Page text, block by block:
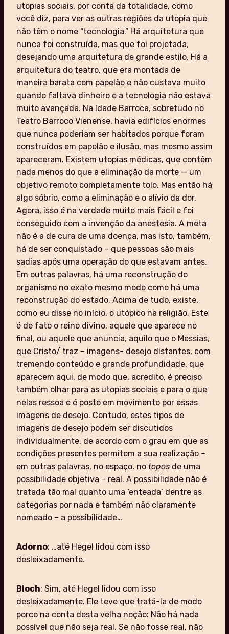
utopias sociais, por conta da totalidade, como
você diz, para ver as outras regiões da utopia que
não têm o nome “tecnologia.” Há arquitetura que
nunca foi construída, mas que foi projetada,
desejando uma arquitetura de grande estilo. Há a
arquitetura do teatro, que era montada de
maneira barata com papelão e não custava muito
quando faltava dinheiro e a tecnologia não estava
muito avançada. Na Idade Barroca, sobretudo no
Teatro Barroco Vienense, havia edifícios enormes
que nunca poderiam ser habitados porque foram
construídos em papelão e ilusão, mas mesmo assim
apareceram. Existem utopias médicas, que contêm
nada menos do que a eliminação da morte — um
objetivo remoto completamente tolo. Mas então há
algo sóbrio, como a eliminação e o alívio da dor.
Agora, isso é na verdade muito mais fácil e foi
conseguido com a invenção da anestesia. A meta
não é a de cura de uma doença, mas isto, também,
há de ser conquistado – que pessoas são mais
sadias após uma operação do que estavam antes.
Em outras palavras, há uma reconstrução do
organismo no exato mesmo modo como há uma
reconstrução do estado. Acima de tudo, existe,
como eu disse no início, o utópico na religião. Este
é de fato o reino divino, aquele que aparece no
final, ou aquele que anuncia, aquilo que o Messias,
que Cristo/ traz – imagens- desejo distantes, com
tremendo conteúdo e grande profundidade, que
aparecem aqui, de modo que, acredito, é preciso
também olhar para as utopias sociais e para o que
nelas ressoa e é posto em movimento por essas
imagens de desejo. Contudo, estes tipos de
imagens de desejo podem ser discutidos
individualmente, de acordo com o grau em que as
condições presentes permitem a sua realização –
em outras palavras, no espaço, no topos de uma
possibilidade objetiva – real. A possibilidade não é
tratada tão mal quanto uma ‘enteada’ dentre as
categorias por nada e também não claramente
nomeado – a possibilidade…
Adorno: …até Hegel lidou com isso
desleixadamente.
Bloch: Sim, até Hegel lidou com isso
desleixadamente. Ele teve que tratá-la de modo
porco na conta desta velha noção: Não há nada
possível que não seja real. Se não fosse real, não